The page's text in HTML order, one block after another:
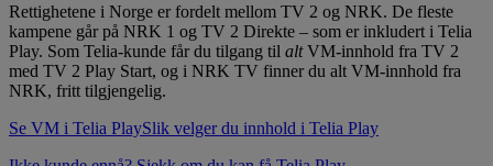
Rettighetene i Norge er fordelt mellom TV 2 og NRK. De fleste
kampene går på NRK 1 og TV 2 Direkte – som er inkludert i Telia
Play. Som Telia-kunde får du tilgang til altVM-innhold fra TV 2
med TV 2 Play Start, og i NRK TV finner du alt VM-innhold fra
NRK, fritt tilgjengelig.
Se VM i Telia PlaySlik velger du innhold i Telia Play